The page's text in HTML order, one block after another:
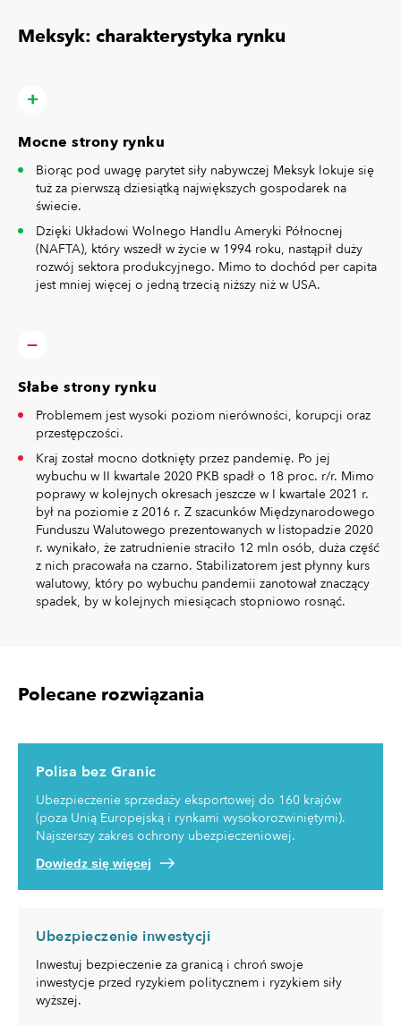
Meksyk: charakterystyka rynku
Mocne strony rynku
Biorąc pod uwagę parytet siły nabywczej Meksyk lokuje się
tuż za pierwszą dziesiątką największych gospodarek na
świecie.
Dzięki Układowi Wolnego Handlu Ameryki Północnej
(NAFTA), który wszedł w życie w 1994 roku, nastąpił duży
rozwój sektora produkcyjnego. Mimo to dochód per capita
jest mniej więcej o jedną trzecią niższy niż w USA.
Słabe strony rynku
Problemem jest wysoki poziom nierówności, korupcji oraz
przestępczości.
Kraj został mocno dotknięty przez pandemię. Po jej
wybuchu w II kwartale 2020 PKB spadł o 18 proc. r/r. Mimo
poprawy w kolejnych okresach jeszcze w I kwartale 2021 r.
był na poziomie z 2016 r. Z szacunków Międzynarodowego
Funduszu Walutowego prezentowanych w listopadzie 2020
r. wynikało, że zatrudnienie straciło 12 mln osób, duża część
z nich pracowała na czarno. Stabilizatorem jest płynny kurs
walutowy, który po wybuchu pandemii zanotował znaczący
spadek, by w kolejnych miesiącach stopniowo rosnąć.
Polecane rozwiązania
Polisa bez Granic
Ubezpieczenie sprzedaży eksportowej do 160 krajów
(poza Unią Europejską i rynkami wysokorozwiniętymi).
Najszerszy zakres ochrony ubezpieczeniowej.
Dowiedz się więcej
Ubezpieczenie inwestycji
Inwestuj bezpieczenie za granicą i chroń swoje
inwestycje przed ryzykiem politycznem i ryzykiem siły
wyższej.